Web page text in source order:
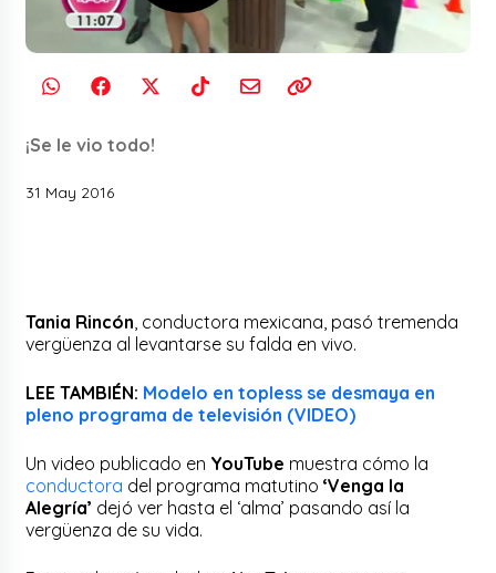
¡Se le vio todo!
31 May 2016
Tania Rincón , conductora mexicana, pasó tremenda
vergüenza al levantarse su falda en vivo.
LEE TAMBIÉN: Modelo en topless se desmaya en
pleno programa de televisión (VIDEO)
Un video publicado en YouTube muestra cómo la
conductora del programa matutino‘Venga la
Alegría’ dejó ver hasta el ‘alma’ pasando así la
vergüenza de su vida.